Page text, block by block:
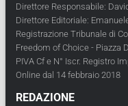
Direttore Responsabile:
Direttore Editoriale:
Registrazione Tribunale di
Freedom of Choice - Piazza
PIVA Cf e N° Iscr. Registro
Online dal 14 febbraio 2018
REDAZIONE